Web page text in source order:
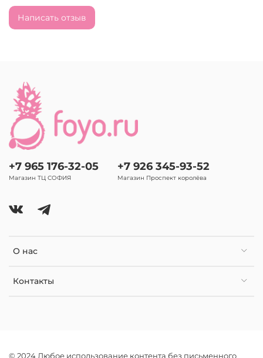
Написать отзыв
О нас
Контакты
+7 965 176-32-05
Магазин ТЦ СОФИЯ
+7 926 345-93-52
Магазин Проспект королёва
© 2024 Любое использование контента без письменного